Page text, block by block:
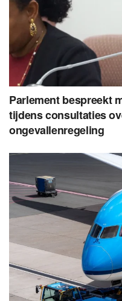
Parlement bespreekt
tijdens consultaties
ongevallenregeling